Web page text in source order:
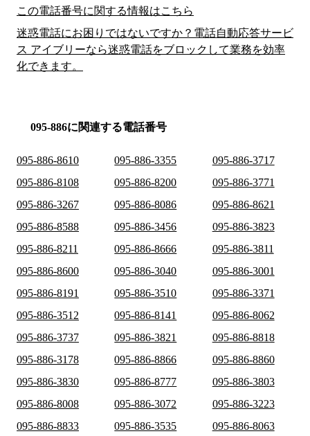
この電話番号に関する情報はこちら
迷惑電話にお困りではないですか？電話自動応答サービ
ス アイブリーなら迷惑電話をブロックして業務を効率
化できます。
095-886に関連する電話番号
095-886-8610 095-886-3355
095-886-3717
095-886-8108
095-886-8200
095-886-3771
095-886-3267
095-886-8086
095-886-8621
095-886-8588
095-886-3456
095-886-3823
095-886-8211
095-886-8666
095-886-3811
095-886-8600
095-886-3040
095-886-3001
095-886-8191
095-886-3510
095-886-3371
095-886-3512
095-886-8141
095-886-8062
095-886-3737
095-886-3821
095-886-8818
095-886-3178
095-886-8866
095-886-8860
095-886-3830
095-886-8777
095-886-3803
095-886-8008
095-886-3072
095-886-3223
095-886-8833
095-886-3535
095-886-8063